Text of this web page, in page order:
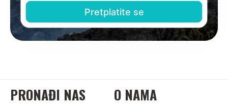
PRONAĐI NAS O NAMA